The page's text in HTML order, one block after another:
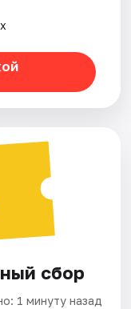
сбор
1 минуту назад